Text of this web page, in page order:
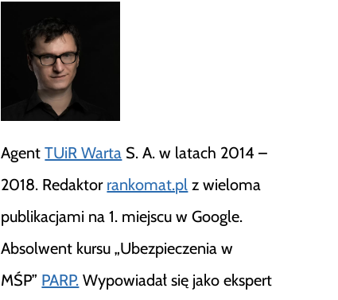
AgentTUiR Warta S. A. w latach 2014 –
2018. Redaktor rankomat.pl z wieloma
publikacjami na 1. miejscu w Google.
Absolwent kursu „Ubezpieczenia w
MŚP” PARP. Wypowiadał się jako ekspert